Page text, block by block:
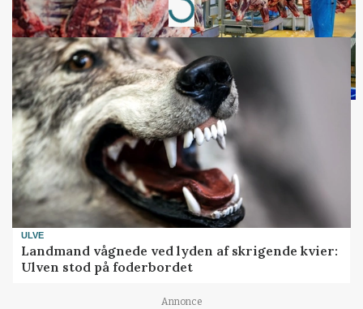
Loading...
ULVE
Landmand vågnede ved lyden af skrigende kvier:
Ulven stod på foderbordet
Annonce